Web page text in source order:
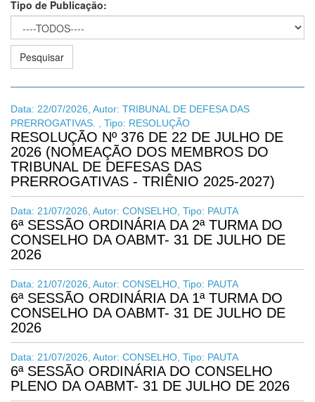
Tipo de Publicação:
Data: 22/07/2026, Autor: TRIBUNAL DE DEFESA DAS
PRERROGATIVAS. , Tipo: RESOLUÇÃO
RESOLUÇÃO Nº 376 DE 22 DE JULHO DE
2026 (NOMEAÇÃO DOS MEMBROS DO
TRIBUNAL DE DEFESAS DAS
PRERROGATIVAS - TRIÊNIO 2025-2027)
Data: 21/07/2026, Autor: CONSELHO, Tipo: PAUTA
6ª SESSÃO ORDINÁRIA DA 2ª TURMA DO
CONSELHO DA OABMT- 31 DE JULHO DE
2026
Data: 21/07/2026, Autor: CONSELHO, Tipo: PAUTA
6ª SESSÃO ORDINÁRIA DA 1ª TURMA DO
CONSELHO DA OABMT- 31 DE JULHO DE
2026
Data: 21/07/2026, Autor: CONSELHO, Tipo: PAUTA
6ª SESSÃO ORDINÁRIA DO CONSELHO
PLENO DA OABMT- 31 DE JULHO DE 2026